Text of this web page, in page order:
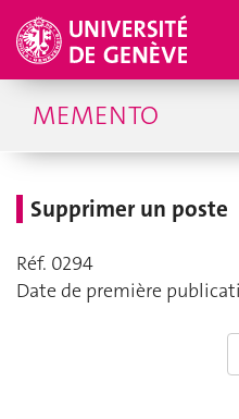
MEMENTO
Supprimer un poste
Réf. 0294
Date de première